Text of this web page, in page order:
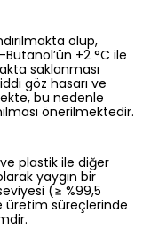
olup,
+2 °C ile
saklanması
göz hasarı ve
bu nedenle
önerilmektedir.
plastik ile diğer
yaygın bir
(≥ %99,5
üretim süreçlerinde